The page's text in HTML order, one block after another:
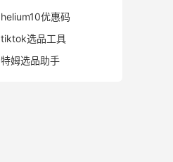
helium10优惠码
tiktok选品工具
特姆选品助手